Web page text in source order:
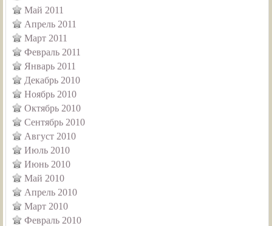
Май 2011
Апрель 2011
Март 2011
Февраль 2011
Январь 2011
Декабрь 2010
Ноябрь 2010
Октябрь 2010
Сентябрь 2010
Август 2010
Июль 2010
Июнь 2010
Май 2010
Апрель 2010
Март 2010
Февраль 2010